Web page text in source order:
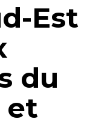
Est
du
et